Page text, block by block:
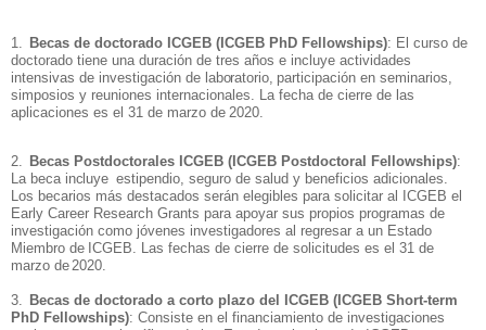
1. Becas de doctorado ICGEB (ICGEB PhD Fellowships): El curso de
doctorado tiene una duración de tres años e incluye actividades
intensivas de investigación de laboratorio, participación en seminarios,
simposios y reuniones internacionales. La fecha de cierre de las
aplicaciones es el 31 de marzo de 2020.
2. Becas Postdoctorales ICGEB (ICGEB Postdoctoral Fellowships):
La beca incluye estipendio, seguro de salud y beneficios adicionales.
Los becarios más destacados serán elegibles para solicitar al ICGEB el
Early Career Research Grants para apoyar sus propios programas de
investigación como jóvenes investigadores al regresar a un Estado
Miembro de ICGEB. Las fechas de cierre de solicitudes es el 31 de
marzo de 2020.
3.
Becas de doctorado a corto plazo del ICGEB (ICGEB Short-term
PhD Fellowships): Consiste en el financiamiento de investigaciones